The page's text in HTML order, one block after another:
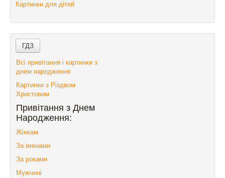
Картинки для дітей
Всі привітання і картинки з
днем народження
Картинки з Різдвом
Христовим
Привітання з Днем
Народження:
Жінкам
За іменами
За роками
Мужчині